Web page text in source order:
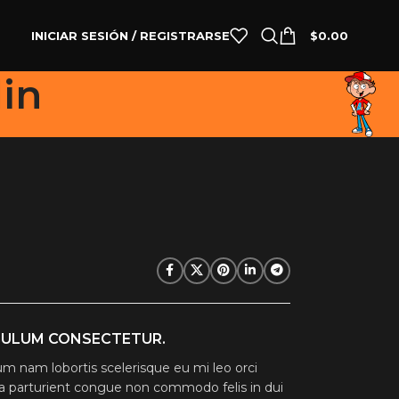
INICIAR SESIÓN / REGISTRARSE $0.00
CONSECTETUR.
nam lobortis scelerisque eu mi leo orci
parturient congue non commodo felis in dui